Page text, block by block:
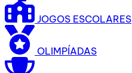
JOGOS ESCOLARES
OLIMPÍADAS